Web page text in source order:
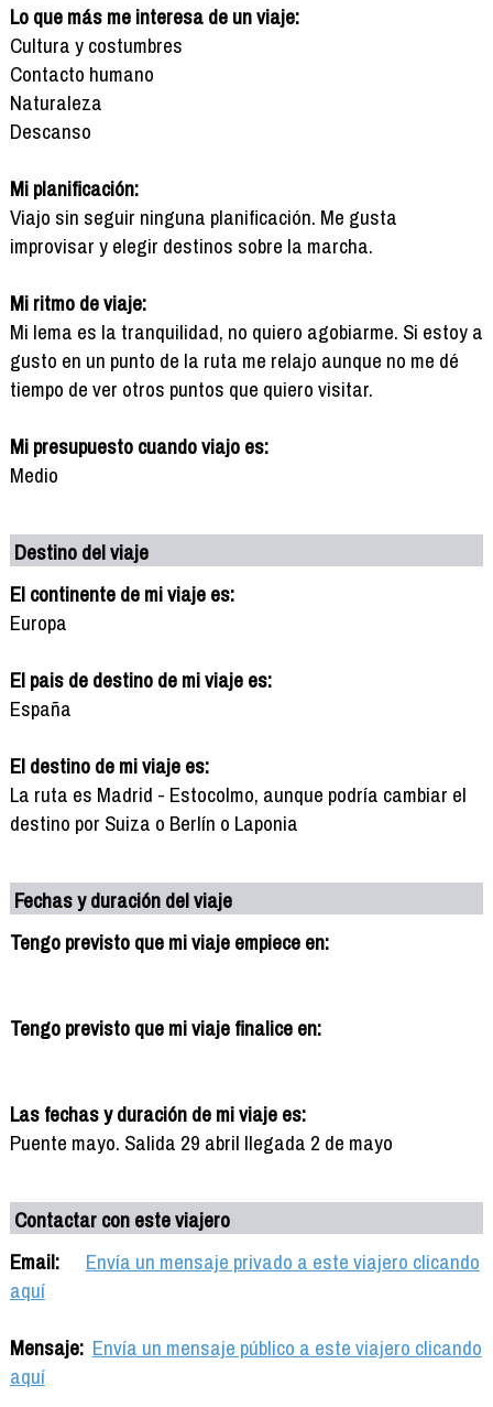
Lo que más me interesa de un viaje:
Cultura y costumbres
Contacto humano
Naturaleza
Descanso
Mi planificación:
Viajo sin seguir ninguna planificación. Me gusta
improvisar y elegir destinos sobre la marcha.
Mi ritmo de viaje:
Mi lema es la tranquilidad, no quiero agobiarme. Si estoy a
gusto en un punto de la ruta me relajo aunque no me dé
tiempo de ver otros puntos que quiero visitar.
Mi presupuesto cuando viajo es:
Medio
Destino del viaje
El continente de mi viaje es:
Europa
El pais de destino de mi viaje es:
España
El destino de mi viaje es:
La ruta es Madrid - Estocolmo, aunque podría cambiar el
destino por Suiza o Berlín o Laponia
Fechas y duración del viaje
Tengo previsto que mi viaje empiece en:
Tengo previsto que mi viaje finalice en:
Las fechas y duración de mi viaje es:
Puente mayo. Salida 29 abril llegada 2 de mayo
Contactar con este viajero
Email:
Envía un mensaje privado a este viajero clicando
aquí
Mensaje: Envía un mensaje público a este viajero clicando
aquí